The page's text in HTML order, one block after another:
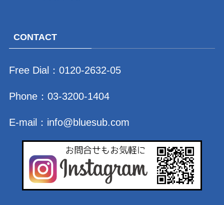
CONTACT
Free Dial： 0120-2632-05
Phone： 03-3200-1404
E-mail： info@bluesub.com